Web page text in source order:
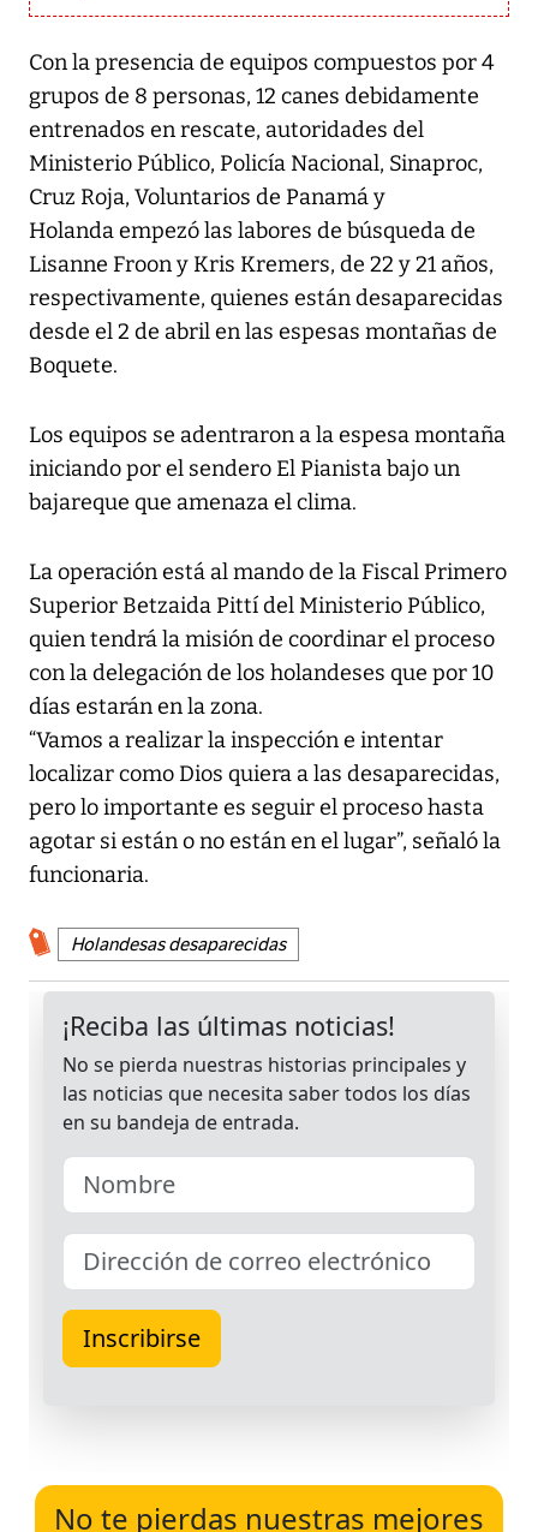
Con la presencia de equipos compuestos por 4
grupos de 8 personas, 12 canes debidamente
entrenados en rescate, autoridades del
Ministerio Público, Policía Nacional, Sinaproc,
Cruz Roja, Voluntarios de Panamá y
Holanda empezó las labores de búsqueda de
Lisanne Froon y Kris Kremers, de 22 y 21 años,
respectivamente, quienes están desaparecidas
desde el 2 de abril en las espesas montañas de
Boquete.
Los equipos se adentraron a la espesa montaña
iniciando por el sendero El Pianista bajo un
bajareque que amenaza el clima.
La operación está al mando de la Fiscal Primero
Superior Betzaida Pittí del Ministerio Público,
quien tendrá la misión de coordinar el proceso
con la delegación de los holandeses que por 10
días estarán en la zona.
“Vamos a realizar la inspección e intentar
localizar como Dios quiera a las desaparecidas,
pero lo importante es seguir el proceso hasta
agotar si están o no están en el lugar”, señaló la
funcionaria.
Holandesas desaparecidas
No te pierdas nuestras mejores